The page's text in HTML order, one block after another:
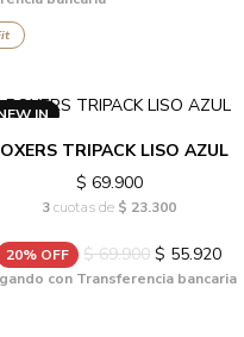
IN
TRIPACK LISO AZUL
$ 69.900
3cuotas de $ 23.300
20% OFF $ 69.900 $ 55.920
con Transferencia bancaria